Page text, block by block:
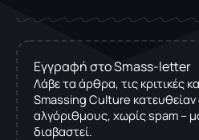
Εγγραφή στο Smass-letter
Λάβε τα άρθρα, τις κριτικές
Smassing Culture
αλγόριθμους, χωρίς spam –
διαβαστεί.